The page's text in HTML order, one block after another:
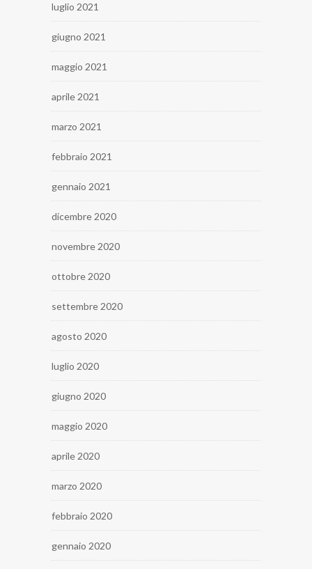
luglio 2021
giugno 2021
maggio 2021
aprile 2021
marzo 2021
febbraio 2021
gennaio 2021
dicembre 2020
novembre 2020
ottobre 2020
settembre 2020
agosto 2020
luglio 2020
giugno 2020
maggio 2020
aprile 2020
marzo 2020
febbraio 2020
gennaio 2020